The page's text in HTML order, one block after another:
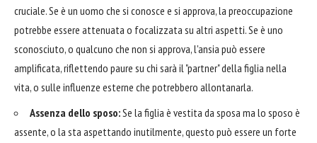
cruciale. Se è un uomo che si conosce e si approva, la preoccupazione
potrebbe essere attenuata o focalizzata su altri aspetti. Se è uno
sconosciuto, o qualcuno che non si approva, l'ansia può essere
amplificata, riflettendo paure su chi sarà il "partner" della figlia nella
vita, o sulle influenze esterne che potrebbero allontanarla.
Assenza dello sposo:Se la figlia è vestita da sposa ma lo sposo è
assente, o la sta aspettando inutilmente, questo può essere un forte